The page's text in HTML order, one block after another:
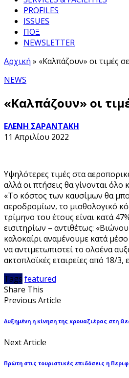
PROFILES
ISSUES
ΠΟΞ
NEWSLETTER
Αρχική » «Καλπάζουν» οι τιμές
NEWS
«Καλπάζουν» οι
ΕΛΕΝΗ ΣΑΡΑΝΤΑΚΗ
11 Απριλίου 2022
Υψηλότερες τιμές στα
αλλά οι πτήσεις θα γίνονται
«Το κόστος των καυσίμων θα
αεροδρομίων, το μισθολογικό
τρίμηνο του έτους είναι κατά
εισιτηρίων – αντιθέτως:
καλοκαίρι αναμένουμε κατά
να αντιμετωπιστεί το ολοένα
ακτοπλοϊκές εταιρείες από 18/
Tags featured
Share This
Previous Article
Αυξημένη η κίνηση της κρουαζιέρας στη
Next Article
Πρώτη στις τουριστικές επιδόσεις η